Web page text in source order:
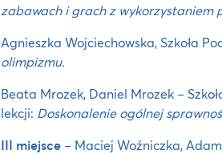
zabawach i grach z wykorzystaniem
Agnieszka Wojciechowska, Szkoła
olimpizmu.
Beata Mrozek, Daniel Mrozek –
lekcji: Doskonalenie ogólnej
III miejsce– Maciej Woźniczka,